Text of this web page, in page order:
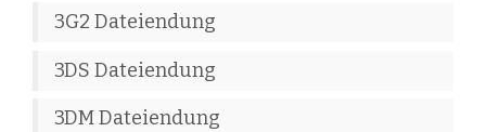
3G2 Dateiendung
3DS Dateiendung
3DM Dateiendung